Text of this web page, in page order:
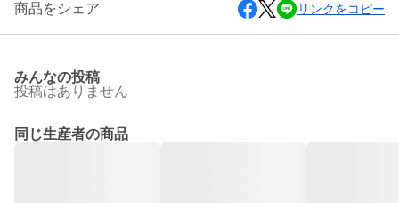
商品をシェア リンクをコピー
みんなの投稿
投稿はありません
同じ生産者の商品